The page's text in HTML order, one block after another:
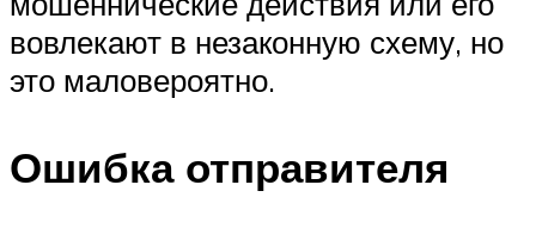
вовлекают в незаконную схему, но
это маловероятно.
Ошибка отправителя